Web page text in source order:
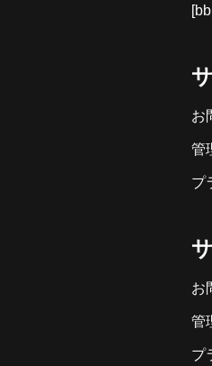
お
管
プ
お
管
プ